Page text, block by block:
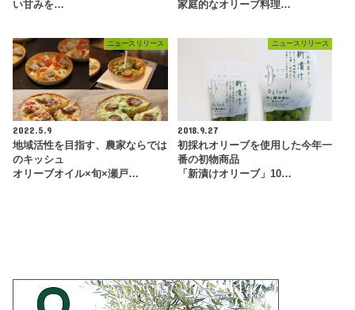
い甘みを…
家庭的なオリーブ料理…
ニュースリリース
2022.5.9
地域活性を目指す、農家ならでは
のキッシュ
オリーブオイル×旬×瀬戸…
ニュースリリース
2018.9.27
初採れオリーブを使用した今年一
番の初物商品
「新漬けオリーブ」10…